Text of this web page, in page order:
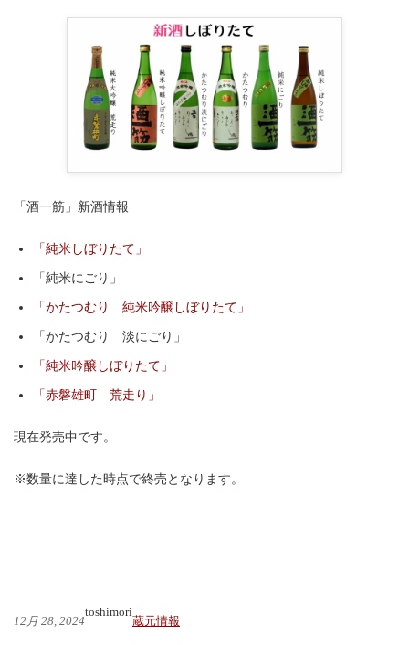
「酒一筋」新酒情報
「純米しぼりたて」
「純米にごり」
「かたつむり 純米吟醸しぼりたて」
「かたつむり 淡にごり」
「純米吟醸しぼりたて」
「赤磐雄町 荒走り」
現在発売中です。
※数量に達した時点で終売となります。
12月 28, 2024
toshimori
蔵元情報